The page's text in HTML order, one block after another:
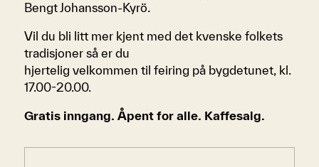
Bengt Johansson-Kyrö.
Vil du bli litt mer kjent med det kvenske folkets
tradisjoner så er du
hjertelig velkommen til feiring på bygdetunet, kl.
17.00-20.00.
Gratis inngang. Åpent for alle. Kaffesalg.